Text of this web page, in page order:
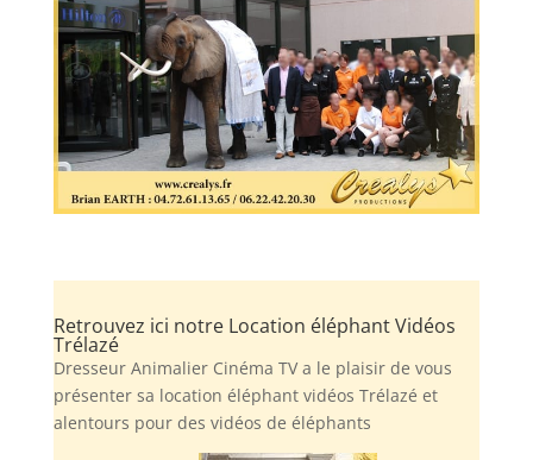
Retrouvez ici notre Location éléphant Vidéos
Trélazé
Dresseur Animalier Cinéma TV a le plaisir de vous
présenter sa location éléphant vidéos Trélazé et
alentours pour des vidéos de éléphants